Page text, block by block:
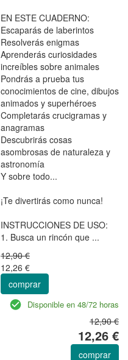
EN ESTE CUADERNO:
Escaparás de laberintos
Resolverás enigmas
Aprenderás curiosidades
increíbles sobre animales
Pondrás a prueba tus
conocimientos de cine, dibujos
animados y superhéroes
Completarás crucigramas y
anagramas
Descubrirás cosas
asombrosas de naturaleza y
astronomía
Y sobre todo...
¡Te divertirás como nunca!
INSTRUCCIONES DE USO:
1. Busca un rincón que ...
12,90 €
12,26 €
comprar
Disponible en 48/72 horas
12,90 €
12,26 €
comprar